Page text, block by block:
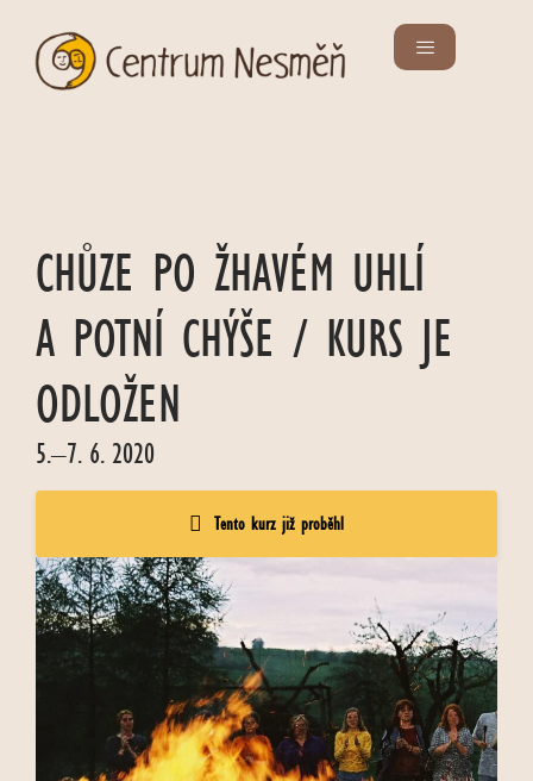
CHŮZE PO ŽHAVÉM UHLÍ
A POTNÍ CHÝŠE / KURS JE
ODLOŽEN
5.–7. 6. 2020
Tento kurz již proběhl